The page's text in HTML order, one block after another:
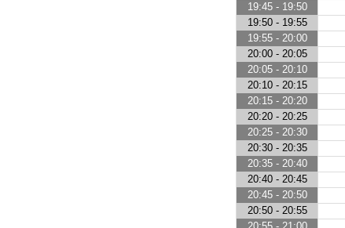
19:45 - 19:50
19:50 - 19:55
19:55 - 20:00
20:00 - 20:05
20:05 - 20:10
20:10 - 20:15
20:15 - 20:20
20:20 - 20:25
20:25 - 20:30
20:30 - 20:35
20:35 - 20:40
20:40 - 20:45
20:45 - 20:50
20:50 - 20:55